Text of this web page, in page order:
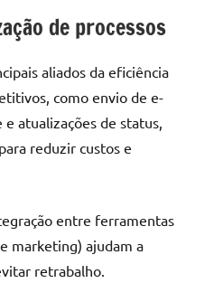
de processos
aliados da eficiência
como envio de e-
atualizações de status,
reduzir custos e
entre ferramentas
marketing) ajudam a
retrabalho.